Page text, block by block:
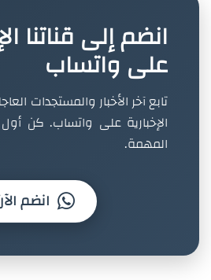
انضم إلى قناتنا
على واتساب
تابع آخر الأخبار والمستجدات
الإخبارية على واتساب. كن
المهمة.
انضم